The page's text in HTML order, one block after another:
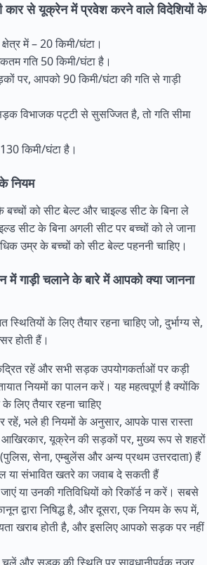
कार से यूक्रेन में प्रवेश करने वाले विदेशियों के
में – 20 किमी/घंटा।
गति 50 किमी/घंटा है।
पर, आपको 90 किमी/घंटा की गति से गाड़ी
विभाजक पट्टी से सुसज्जित है, तो गति सीमा
130 किमी/घंटा है।
नियम
को सीट बेल्ट और चाइल्ड सीट के बिना ले
सीट के बिना अगली सीट पर बच्चों को ले जाना
उम्र के बच्चों को सीट बेल्ट पहननी चाहिए।
में गाड़ी चलाने के बारे में आपको क्या जानना
स्थितियों के लिए तैयार रहना चाहिए जो, दुर्भाग्य से,
होती हैं।
रहें और सभी सड़क उपयोगकर्ताओं पर कड़ी
नियमों का पालन करें। यह महत्वपूर्ण है क्योंकि
तैयार रहना चाहिए
रहें, भले ही नियमों के अनुसार, आपके पास रास्ता
आखिरकार, यूक्रेन की सड़कों पर, मुख्य रूप से शहरों
सेना, एम्बुलेंस और अन्य प्रथम उत्तरदाता) हैं
या संभावित खतरे का जवाब दे सकती हैं
या उनकी गतिविधियों को रिकॉर्ड न करें। सबसे
द्वारा निषिद्ध है, और दूसरा, एक नियम के रूप में,
खराब होती है, और इसलिए आपको सड़क पर नहीं